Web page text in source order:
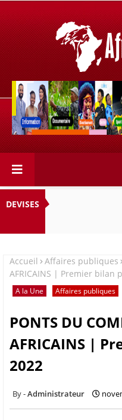
Retrouvez votre chaîne
CANAL+ 36 .
anareo!
DEVISES
Accueil Affaires publiques
AFRICAINS | Premier bilan
A la Une Affaires publiques
PONTS DU
AFRICAINS |
2022
Administrateur